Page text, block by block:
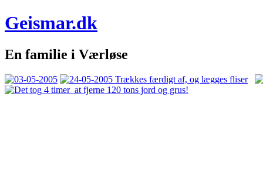
Geismar.dk
En familie i Værløse